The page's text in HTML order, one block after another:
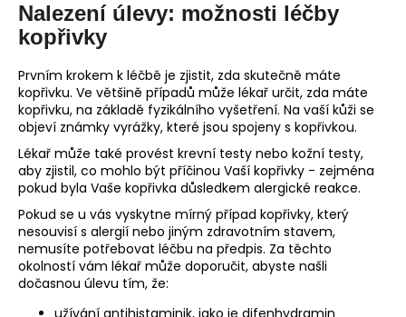
Nalezení úlevy: možnosti léčby
kopřivky
Prvním krokem k léčbě je zjistit, zda skutečně máte
kopřivku. Ve většině případů může lékař určit, zda máte
kopřivku, na základě fyzikálního vyšetření. Na vaší kůži se
objeví známky vyrážky, které jsou spojeny s kopřivkou.
Lékař může také provést krevní testy nebo kožní testy,
aby zjistil, co mohlo být příčinou Vaší kopřivky - zejména
pokud byla Vaše kopřivka důsledkem alergické reakce.
Pokud se u vás vyskytne mírný případ kopřivky, který
nesouvisí s alergií nebo jiným zdravotním stavem,
nemusíte potřebovat léčbu na předpis. Za těchto
okolností vám lékař může doporučit, abyste našli
dočasnou úlevu tím, že: